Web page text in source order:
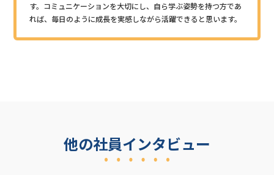
す。コミュニケーションを大切にし、自ら学ぶ姿勢を持つ方であ
れば、毎日のように成長を実感しながら活躍できると思います。
他の社員インタビュー